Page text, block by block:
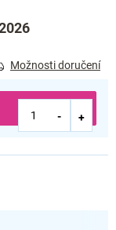
Možnosti doručení